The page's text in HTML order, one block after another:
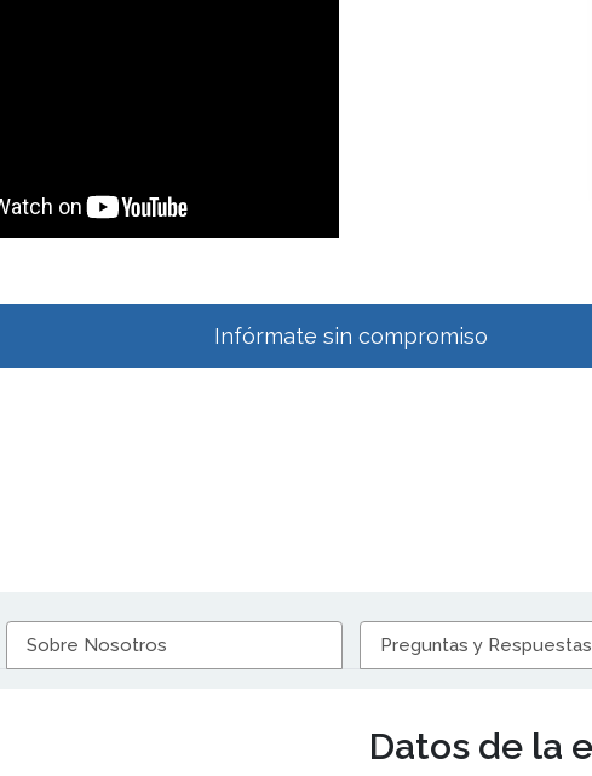
Infórmate sin compromiso
Sobre Nosotros Preguntas y Respuestas
Datos de la